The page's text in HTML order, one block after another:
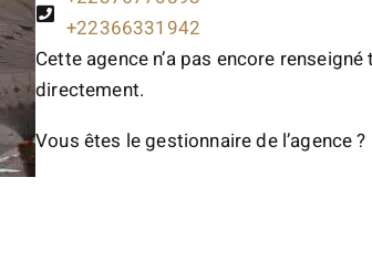
+22366331942
Cette agence n’a pas encore
directement.
Vous êtes le gestionnaire de l’agence ?